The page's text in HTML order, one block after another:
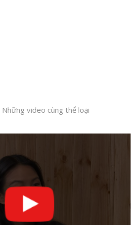
Những video cùng thể loại